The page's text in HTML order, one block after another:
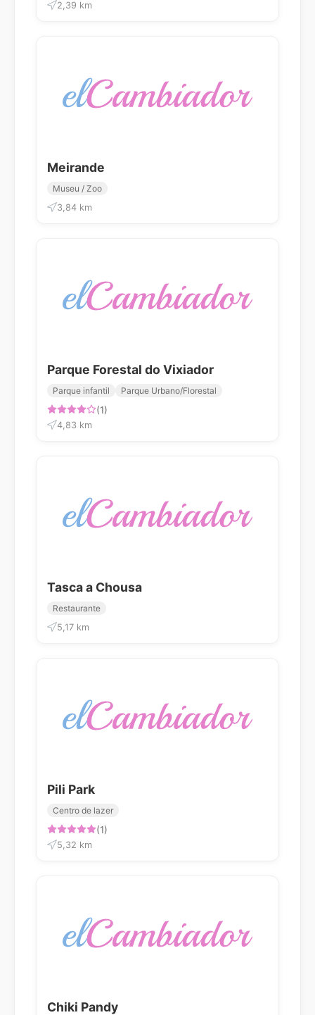
2,39 km
Meirande
Museu / Zoo
3,84 km
Parque Forestal do Vixiador
Parque infantil Parque Urbano/Florestal
(1)
4,83 km
Tasca a Chousa
Restaurante
5,17 km
Pili Park
Centro de lazer
(1)
5,32 km
Chiki Pandy